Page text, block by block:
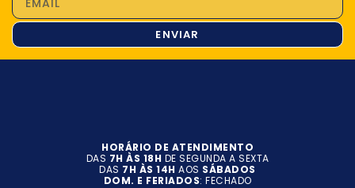
ENVIAR
HORÁRIO DE ATENDIMENTO
DAS 7H ÀS 18H DE SEGUNDA A SEXTA
DAS 7H ÀS 14H AOS SÁBADOS
DOM. E FERIADOS: FECHADO